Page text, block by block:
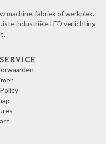
machine, fabriek of werkplek.
industriële LED verlichting